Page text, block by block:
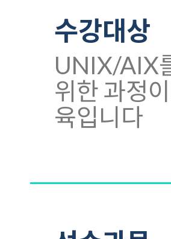
수강대상
UNIX/AIX
위한 과정
육입니다